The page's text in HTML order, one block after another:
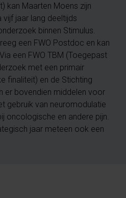
kan Maarten Moens zijn
vijf jaar lang deeltijds
binnen Stimulus.
een FWO Postdoc en kan
een FWO TBM (Toegepast
met een primair
finaliteit) en de Stichting
er bovendien middelen voor
gebruik van neuromodulatie
oncologische en andere pijn.
jaar meteen ook een